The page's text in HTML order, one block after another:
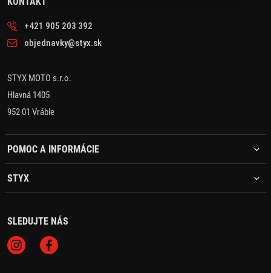
+421 905 203 392
objednavky@styx.sk
STYX MOTO s.r.o.
Hlavná 1405
952 01 Vráble
POMOC A INFORMÁCIE
STYX
SLEDUJTE NÁS